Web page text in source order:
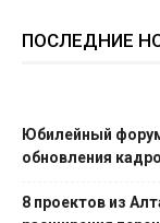
ПОСЛЕДНИЕ
Юбилейный
обновления
8 проектов из